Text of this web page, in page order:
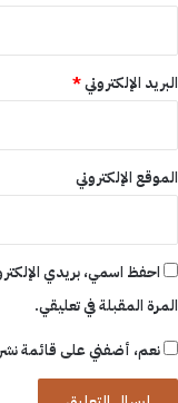
البريد الإلكتروني*
الموقع الإلكتروني
احفظ اسمي، بريدي
المرة المقبلة في تعليقي.
نعم، أضفني على قائمة